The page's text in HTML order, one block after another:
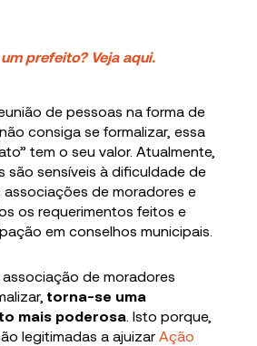
prefeito? Veja aqui.
de pessoas na forma de
consiga se formalizar, essa
tem o seu valor. Atualmente,
são sensíveis à dificuldade de
de moradores e
os requerimentos feitos e
em conselhos municipais.
de moradores
torna-se uma
mais poderosa . Isto porque,
legitimadas a ajuizarAção